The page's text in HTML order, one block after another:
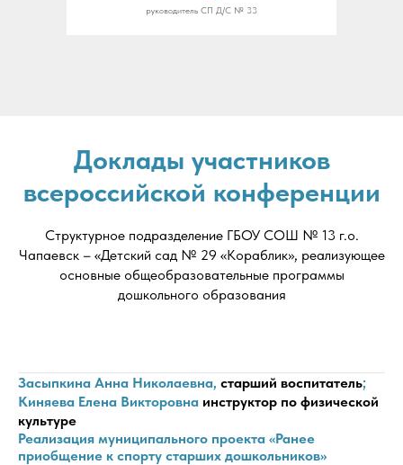
руководитель СП Д/С № 33
Доклады участников
всероссийской конференции
Структурное подразделение ГБОУ СОШ № 13 г.о.
Чапаевск – «Детский сад № 29 «Кораблик», реализующее
основные общеобразовательные программы
дошкольного образования
Засыпкина Анна Николаевна, старший воспитатель;
Киняева Елена Викторовна инструктор по физической
культуре
Реализация муниципального проекта «Ранее
приобщение к спорту старших дошкольников»